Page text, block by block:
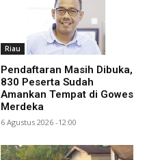
Riau
Pendaftaran Masih Dibuka,
830 Peserta Sudah
Amankan Tempat di Gowes
Merdeka
6 Agustus 2026 -12:00